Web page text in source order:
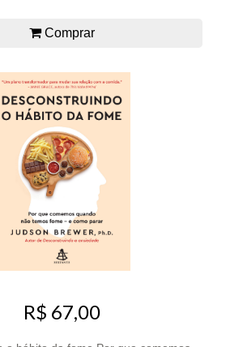
Comprar
R$ 67,00